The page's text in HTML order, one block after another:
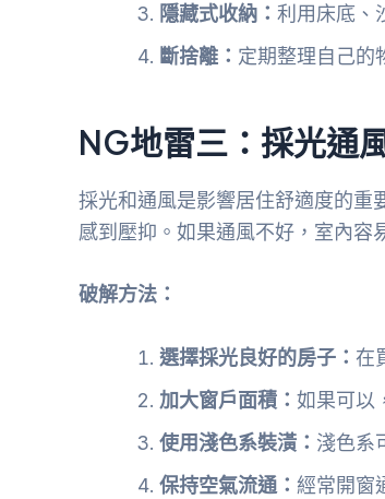
隱藏式收納： 利用床底、
斷捨離： 定期整理自己的
NG地雷三：採光通
採光和通風是影響居住舒適度的重
感到壓抑。如果通風不好，室內容
破解方法：
選擇採光良好的房子： 在
加大窗戶面積： 如果可以
使用淺色系裝潢： 淺色系
保持空氣流通： 經常開窗